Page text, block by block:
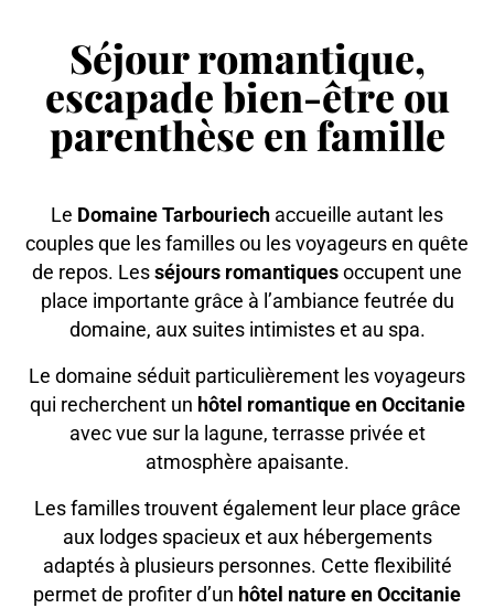
Séjour romantique,
escapade bien-être ou
parenthèse en famille
Le Domaine Tarbouriech accueille autant les
couples que les familles ou les voyageurs en quête
de repos. Lesséjours romantiquesoccupent une
place importante grâce à l’ambiance feutrée du
domaine, aux suites intimistes et au spa.
Le domaine séduit particulièrement les voyageurs
qui recherchent un hôtel romantique en Occitanie
avec vue sur la lagune, terrasse privée et
atmosphère apaisante.
Les familles trouvent également leur place grâce
aux lodges spacieux et aux hébergements
adaptés à plusieurs personnes. Cette flexibilité
permet de profiter d’un hôtel nature en Occitanie